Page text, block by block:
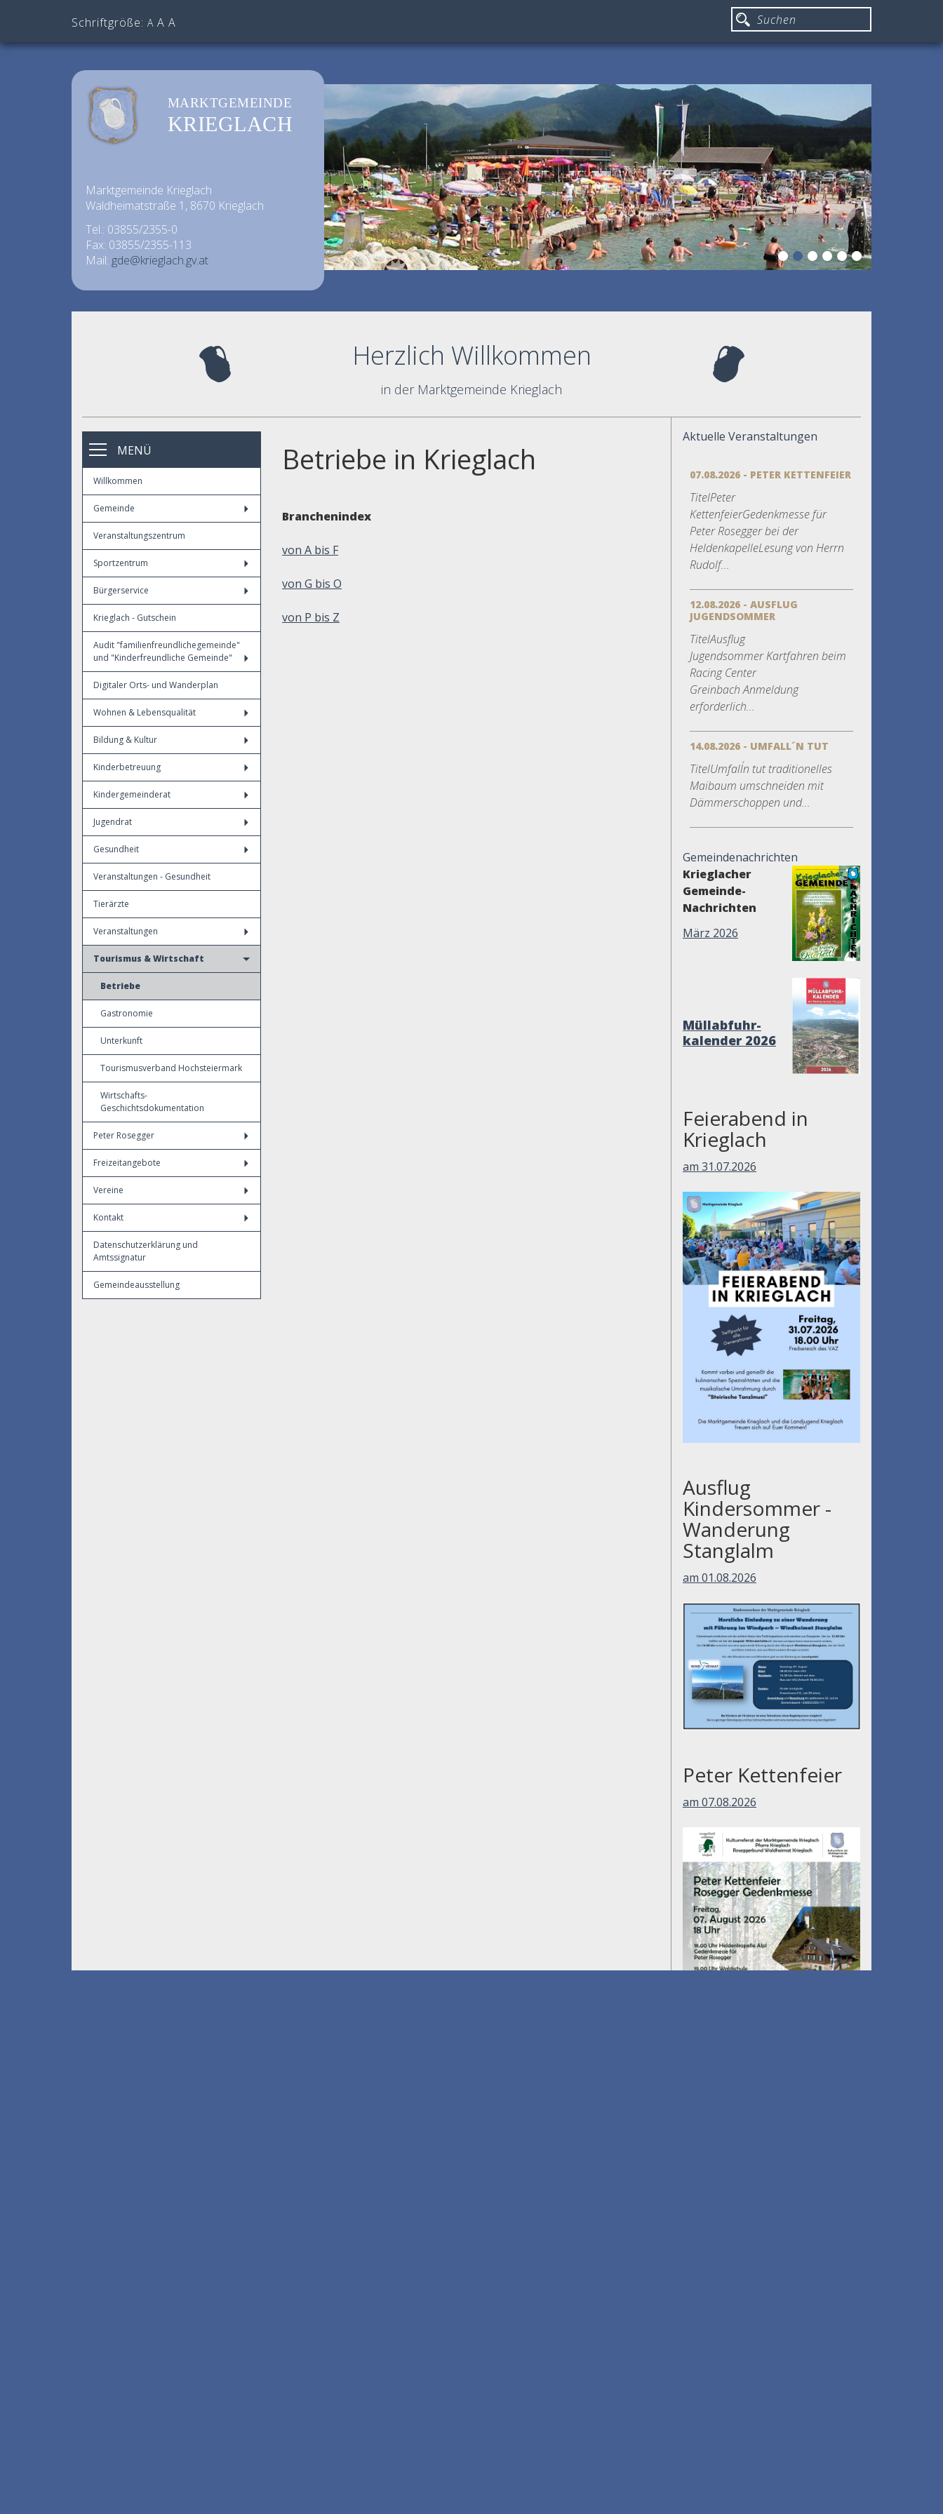
Schriftgröße: A A A
MARKTGEMEINDE
KRIEGLACH
Marktgemeinde Krieglach
Waldheimatstraße 1, 8670 Krieglach
Tel.: 03855/2355-0
Fax: 03855/2355-113
Mail: gde@krieglach.gv.at
Herzlich Willkommen
in der Marktgemeinde Krieglach
MENÜ
Willkommen
Gemeinde
Veranstaltungszentrum
Sportzentrum
Bürgerservice
Krieglach - Gutschein
Audit "familienfreundlichegemeinde"
und "Kinderfreundliche Gemeinde"
Digitaler Orts- und Wanderplan
Wohnen & Lebensqualität
Bildung & Kultur
Kinderbetreuung
Kindergemeinderat
Jugendrat
Gesundheit
Veranstaltungen - Gesundheit
Tierärzte
Veranstaltungen
Tourismus & Wirtschaft
Betriebe
Gastronomie
Unterkunft
Tourismusverband Hochsteiermark
Wirtschafts-
Geschichtsdokumentation
Peter Rosegger
Freizeitangebote
Vereine
Kontakt
Datenschutzerklärung und
Amtssignatur
Gemeindeausstellung
Betriebe in Krieglach
Branchenindex
von A bis F
von G bis O
von P bis Z
Aktuelle Veranstaltungen
07.08.2026 - PETER KETTENFEIER
TitelPeter
KettenfeierGedenkmesse für
Peter Rosegger bei der
HeldenkapelleLesung von Herrn
Rudolf...
12.08.2026 - AUSFLUG
JUGENDSOMMER
TitelAusflug
Jugendsommer Kartfahren beim
Racing Center
Greinbach Anmeldung
erforderlich...
14.08.2026 - UMFALL´N TUT
TitelUmfall´n tut traditionelles
Maibaum umschneiden mit
Dämmerschoppen und...
Gemeindenachrichten
Krieglacher
Gemeinde-
Nachrichten
März 2026
Müllabfuhr-
kalender 2026
Feierabend in
Krieglach
am 31.07.2026
Ausflug
Kindersommer -
Wanderung
Stanglalm
am 01.08.2026
Peter Kettenfeier
am 07.08.2026